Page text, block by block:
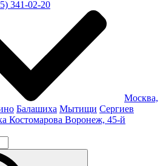
341-02-20
Москва,
Балашиха Мытищи Сергиев
Костомарова Воронеж, 45-й